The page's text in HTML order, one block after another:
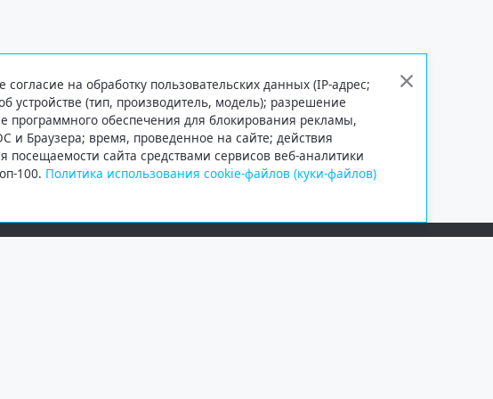
на обработку пользовательских данных (IP-адрес;
устройстве (тип, производитель, модель); разрешение
программного обеспечения для блокирования рекламы,
и Браузера; время, проведенное на сайте; действия
посещаемости сайта средствами сервисов веб-аналитики
100. Политика использования cookie-файлов (куки-файлов)